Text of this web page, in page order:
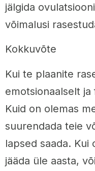
jälgida
võimalusi
Kokkuvõte
Kui te plaanite
emotsionaalselt
Kuid on olemas
suurendada teie
lapsed saada.
jääda üle aasta,